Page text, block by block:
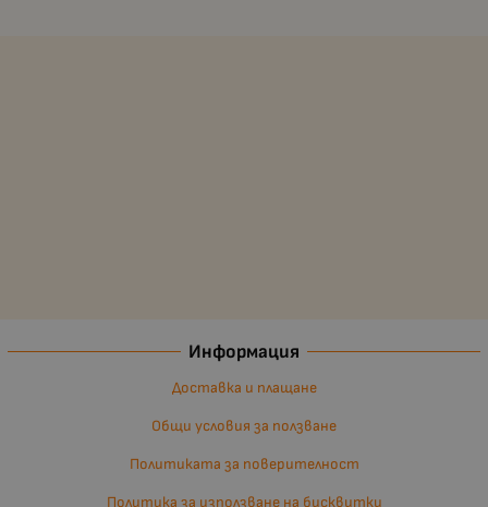
Информация
Доставка и плащане
Общи условия за ползване
Политиката за поверителност
Политика за използване на бисквитки